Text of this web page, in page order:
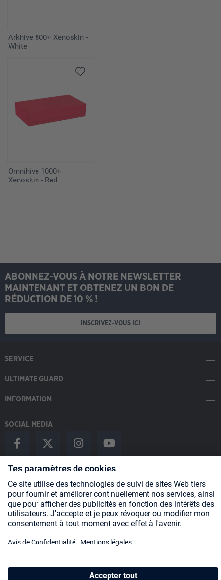
Arkhive 800+ Xenoskin -
White
Omnihive 1000+
Xenoskin - Red
ABONNEZ-VOUS À NOTRE NEWSLETTER
MAINTENANT ET OBTENEZ UN BON DE
RÉDUCTION DE 10 % !
INSCRIVEZ-VOUS ICI
SERVICE
ULTIMATE GUARD
INFORMATION
SOCIAL MEDIA
Payment Methods
Shipping